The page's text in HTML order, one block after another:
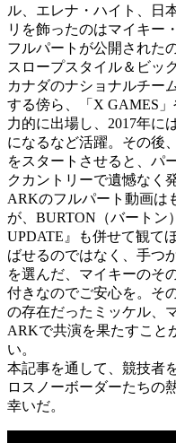
ル、エレナ・ハイト、日
リを飾ったのはマイキー
フルパートが公開された
スロープスタイル＆ビッ
カナダのナショナルチー
する傍ら、「X GAMES
力的に出場し、2017年に
になるなど活躍。その後
をスタートさせると、パ
クカントリーで遺憾なく
ARKのフルパート動画は
が、BURTON（バートン
UPDATE』も併せて観て
ばせるのではなく、手つ
を選んだ、マイキーのそ
付きなのでご安心を。そ
の存在だったミッケル、
ARKで共演を果たすこと
い。
本記事を通して、競技者
ロスノーボーダーたちの
幸いだ。